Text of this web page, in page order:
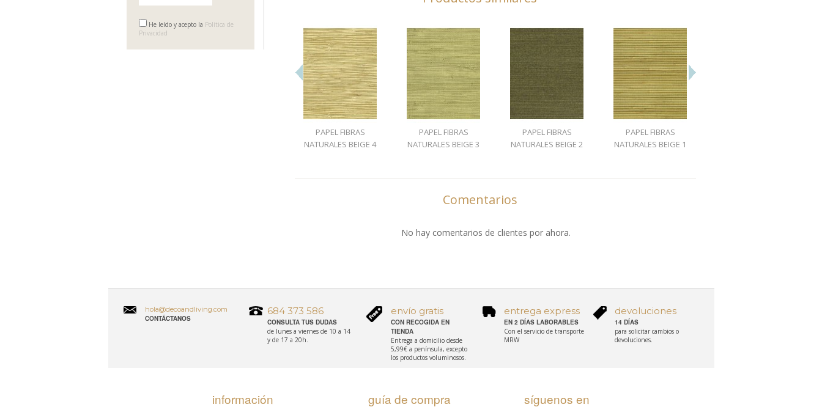
He leído y acepto la Política de
Privacidad
PAPEL FIBRAS
NATURALES BEIGE 4
PAPEL FIBRAS
NATURALES BEIGE 3
PAPEL FIBRAS
NATURALES BEIGE 2
PAPEL FIBRAS
NATURALES BEIGE 1
Comentarios
No hay comentarios de clientes por ahora.
hola@decoandliving.com
CONTÁCTANOS
684 373 586
CONSULTA TUS DUDAS
de lunes a viernes de 10 a 14
y de 17 a 20h.
envío gratis
CON RECOGIDA EN
TIENDA
Entrega a domicilio desde
5,99€ a península, excepto
los productos voluminosos.
entrega express
EN 2 DÍAS LABORABLES
Con el servicio de transporte
MRW
devoluciones
14 DÍAS
para solicitar cambios o
devoluciones.
información guía de compra síguenos en